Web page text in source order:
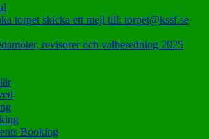
torpet skicka ett mejl till: torpet@kssf.se
revisorer och valberedning 2025
Booking